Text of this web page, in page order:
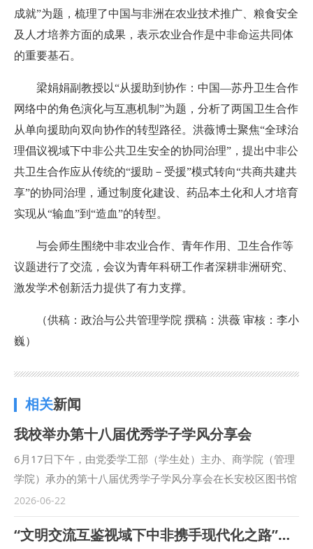
成就”为题，梳理了中国与非洲在农业技术推广、粮食安全
及人才培养方面的成果，表示农业合作是中非命运共同体
的重要基石。
梁娟娟副教授以“从援助到协作：中国—苏丹卫生合作
网络中的角色演化与互惠机制”为题，分析了两国卫生合作
从单向援助向双向协作的转型路径。洪薇博士聚焦“全球治
理倡议视域下中非公共卫生安全的协同治理”，提出中非公
共卫生合作应从传统的“援助－受援”模式转向“共商共建共
享”的协同治理，通过制度化建设、药品本土化和人才培育
实现从“输血”到“造血”的转型。
与会师生围绕中非农业合作、青年作用、卫生合作等
议题进行了交流，会议为青年科研工作者深耕非洲研究、
激发学术创新活力提供了有力支撑。
（供稿：政治与公共管理学院 撰稿：洪薇 审核：李小
巍）
相关新闻
我校举办第十八届优秀学子学风分享会
6月17日下午，由党委学工部（学生处）主办、商学院（管理
学院）承办的第十八届优秀学子学风分享会在长安校区图书馆
一楼学术报告厅举行。有关部门和学院负责人及学生代表共计
200余人参加活动。 分享会上，党委学工部部长蒋国纲肯定了
举办优秀学子分享会在落实立德树人根本任务、加强学风建设
2026-06-22
“文明交流互鉴视域下中非携手现代化之路”学术研讨会成功举办